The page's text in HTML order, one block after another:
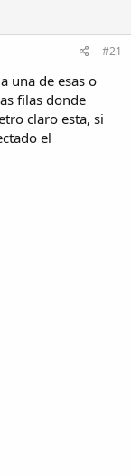
#21
una de esas o
filas donde
claro esta, si
el